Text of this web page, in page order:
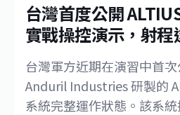
台灣首度公開
實戰操控演示，射程
台灣軍方近期在演習中首
Anduril Industries 研製的
系統完整運作狀態。該系統